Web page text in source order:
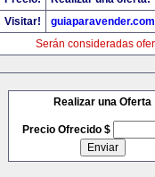
Visitar!
guiaparavender.com
Serán consideradas
Realizar una Oferta
Precio Ofrecido $